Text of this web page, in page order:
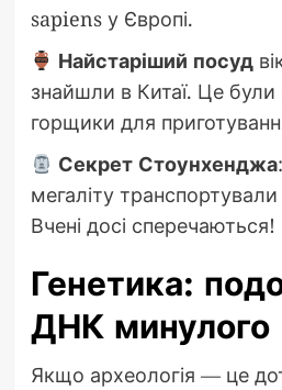
sapiens у Європі.
Найстаріший посуд
знайшли в Китаї. Це були
горщики для
Секрет Стоунхенджа
мегаліту
Вчені досі сперечаються!
Генетика:
ДНК минулого
Якщо археологія — це